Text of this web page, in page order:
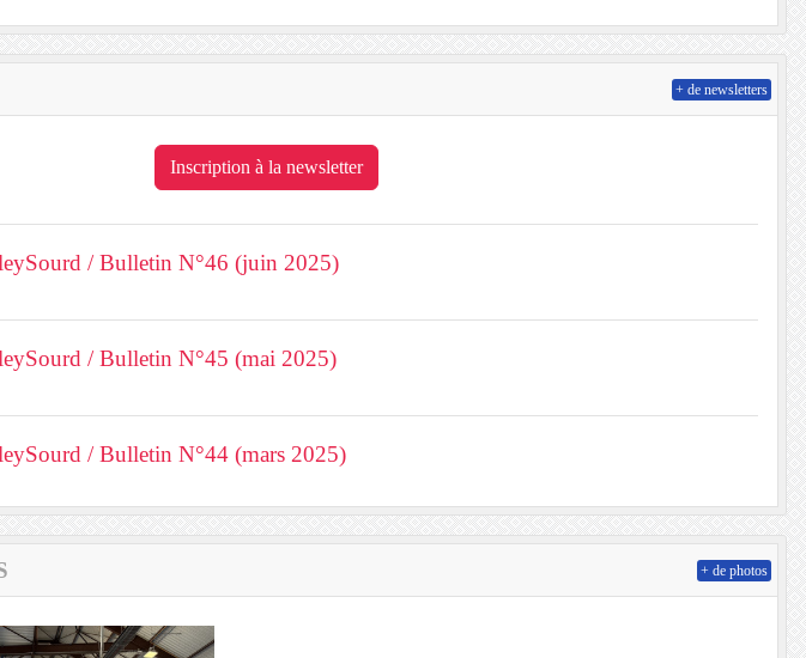
Inscription à la newsletter
/ Bulletin N°46 (juin 2025)
/ Bulletin N°45 (mai 2025)
/ Bulletin N°44 (mars 2025)
+ de newsletters
+ de photos